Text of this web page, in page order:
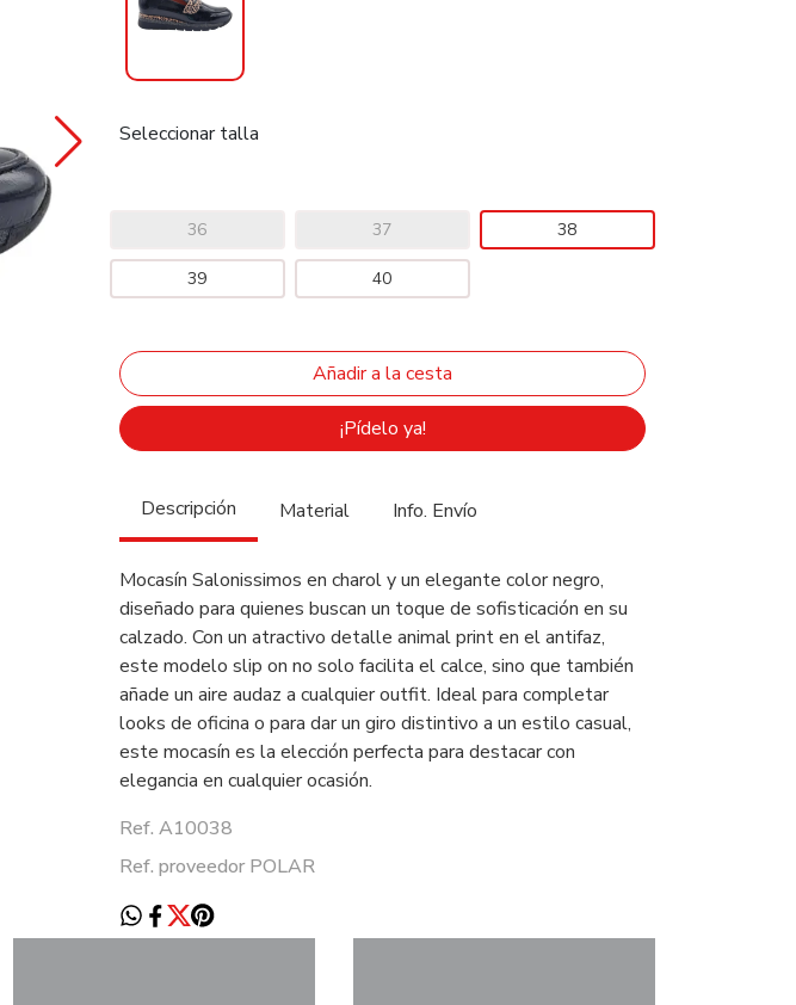
Seleccionar talla
36 37 38
39 40
¡Pídelo ya!
Descripción Material Info. Envío
Mocasín Salonissimos en charol y un elegante color negro,
diseñado para quienes buscan un toque de sofisticación en su
calzado. Con un atractivo detalle animal print en el antifaz,
este modelo slip on no solo facilita el calce, sino que también
añade un aire audaz a cualquier outfit. Ideal para completar
looks de oficina o para dar un giro distintivo a un estilo casual,
este mocasín es la elección perfecta para destacar con
elegancia en cualquier ocasión.
Ref. A10038
Ref. proveedor POLAR